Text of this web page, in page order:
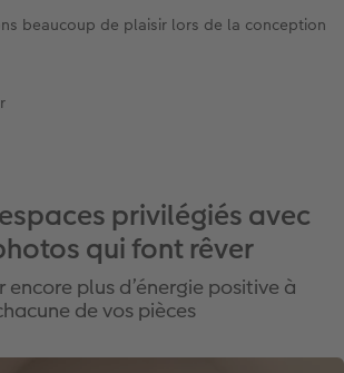
beaucoup de plaisir lors de la conception
privilégiés avec
qui font rêver
encore plus d’énergie positive à
de vos pièces